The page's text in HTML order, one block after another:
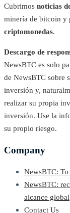
Cubrimos noticias
minería de bitcoin y
criptomonedas.
Descargo de
NewsBTC es solo
de NewsBTC sobre
inversión y,
realizar su propia
inversión. Use la
su propio riesgo.
Company
NewsBTC:
NewsBTC:
alcance global
Contact Us